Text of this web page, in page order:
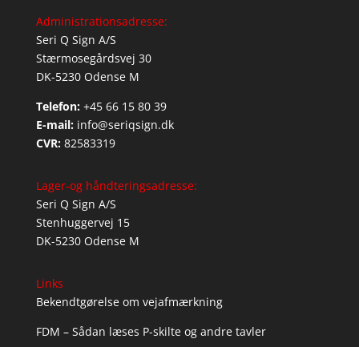
Administrationsadresse:
Seri Q Sign A/S
Stærmosegårdsvej 30
DK-5230 Odense M
Telefon: +45 66 15 80 39
E-mail: info@seriqsign.dk
CVR: 82583319
Lager-og håndteringsadresse:
Seri Q Sign A/S
Stenhuggervej 15
DK-5230 Odense M
Links
Bekendtgørelse om vejafmærkning
FDM – Sådan læses P-skilte og andre tavler